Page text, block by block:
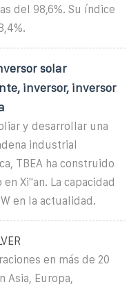
del 98,6%. Su índice
solar
inversor, inversor
y desarrollar una
industrial
TBEA ha construido
Xi''an. La capacidad
en la actualidad.
en más de 20
Asia, Europa,